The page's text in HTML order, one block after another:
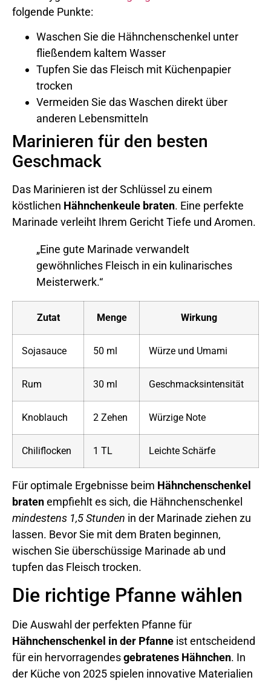
folgende Punkte:
Waschen Sie die Hähnchenschenkel unter
fließendem kaltem Wasser
Tupfen Sie das Fleisch mit Küchenpapier
trocken
Vermeiden Sie das Waschen direkt über
anderen Lebensmitteln
Marinieren für den besten
Geschmack
Das Marinieren ist der Schlüssel zu einem
köstlichen Hähnchenkeule braten. Eine perfekte
Marinade verleiht Ihrem Gericht Tiefe und Aromen.
„Eine gute Marinade verwandelt
gewöhnliches Fleisch in ein kulinarisches
Meisterwerk.“
Zutat Menge Wirkung
Sojasauce 50 ml Würze und Umami
Rum 30 ml Geschmacksintensität
Knoblauch 2 Zehen Würzige Note
Chiliflocken 1 TL Leichte Schärfe
Für optimale Ergebnisse beim Hähnchenschenkel
bratenempfiehlt es sich, die Hähnchenschenkel
mindestens 1,5 Stunden in der Marinade ziehen zu
lassen. Bevor Sie mit dem Braten beginnen,
wischen Sie überschüssige Marinade ab und
tupfen das Fleisch trocken.
Die richtige Pfanne wählen
Die Auswahl der perfekten Pfanne für
Hähnchenschenkel in der Pfanne ist entscheidend
für ein hervorragendesgebratenes Hähnchen. In
der Küche von 2025 spielen innovative Materialien